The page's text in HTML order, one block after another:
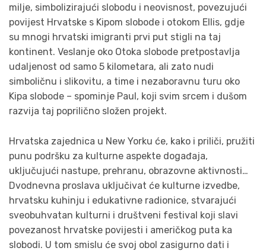
milje, simbolizirajući slobodu i neovisnost, povezujući
povijest Hrvatske s Kipom slobode i otokom Ellis, gdje
su mnogi hrvatski imigranti prvi put stigli na taj
kontinent. Veslanje oko Otoka slobode pretpostavlja
udaljenost od samo 5 kilometara, ali zato nudi
simboličnu i slikovitu, a time i nezaboravnu turu oko
Kipa slobode – spominje Paul, koji svim srcem i dušom
razvija taj poprilično složen projekt.
Hrvatska zajednica u New Yorku će, kako i priliči, pružiti
punu podršku za kulturne aspekte događaja,
uključujući nastupe, prehranu, obrazovne aktivnosti…
Dvodnevna proslava uključivat će kulturne izvedbe,
hrvatsku kuhinju i edukativne radionice, stvarajući
sveobuhvatan kulturni i društveni festival koji slavi
povezanost hrvatske povijesti i američkog puta ka
slobodi. U tom smislu će svoj obol zasigurno dati i